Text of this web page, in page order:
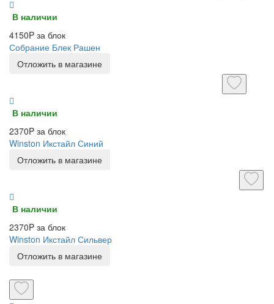
В наличии
4150P за блок
Собрание Блек Рашен
Отложить в магазине
В наличии
2370P за блок
Winston Икстайл Синий
Отложить в магазине
В наличии
2370P за блок
Winston Икстайл Сильвер
Отложить в магазине